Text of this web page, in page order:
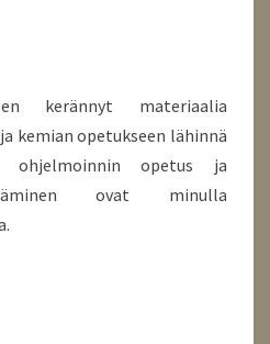
kerännyt materiaalia
kemian opetukseen lähinnä
ohjelmoinnin opetus ja
ovat minulla